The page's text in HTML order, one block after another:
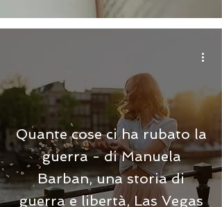
Quante cose ci ha rubato la
guerra - di Manuela
Barban, una storia di
guerra e libertà, Las Vegas